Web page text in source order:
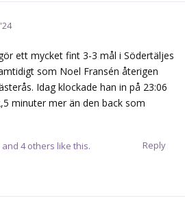
ett mycket fint 3-3 mål i Södertäljes
som Noel Fransén återigen
Idag klockade han in på 23:06
minuter mer än den back som
Reply
and 4others like this.